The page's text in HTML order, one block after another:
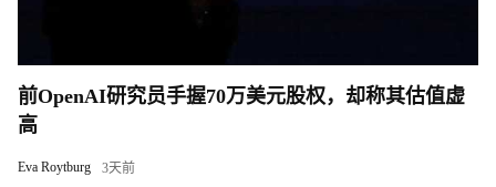
前OpenAI研究员手握70万美元股权，却称其估值虚
高
Eva Roytburg 3天前